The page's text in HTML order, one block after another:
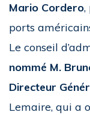
Mario Cordero,
ports
Le conseil
nommé M.
Directeur
Lemaire, qui a